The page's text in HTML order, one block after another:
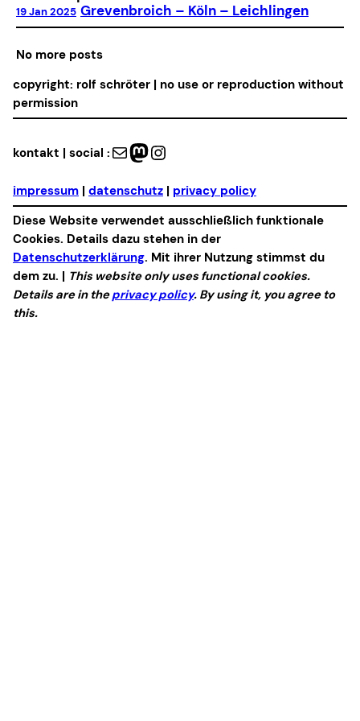
19 Jan 2025 Grevenbroich – Köln – Leichlingen
No more posts
copyright: rolf schröter | no use or reproduction without
permission
kontakt | social : Mail Mastodon Instagram
impressum | datenschutz | privacy policy
Diese Website verwendet ausschließlich funktionale
Cookies. Details dazu stehen in der
Datenschutzerklärung. Mit ihrer Nutzung stimmst du
dem zu. | This website only uses functional cookies.
Details are in theprivacy policy. By using it, you agree to
this.